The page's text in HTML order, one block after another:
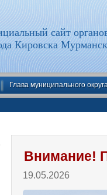
сайт
Кировска
Глава муниципального
Внимание!
19.05.2026